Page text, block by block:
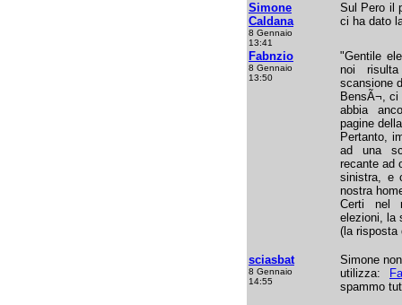
Simone
Caldana
8 Gennaio
13:41
Sul Pero il
ci ha dato
Fabnzio
8 Gennaio
13:50
"Gentile
noi
scansione
BensÃ¬, ci
abbia
pagine
Pertanto,
ad una
recante ad
sinistra, e
nostra
Certi nel
elezioni, la
(la risposta
sciasbat
8 Gennaio
14:55
Simone
utilizza:
spammo